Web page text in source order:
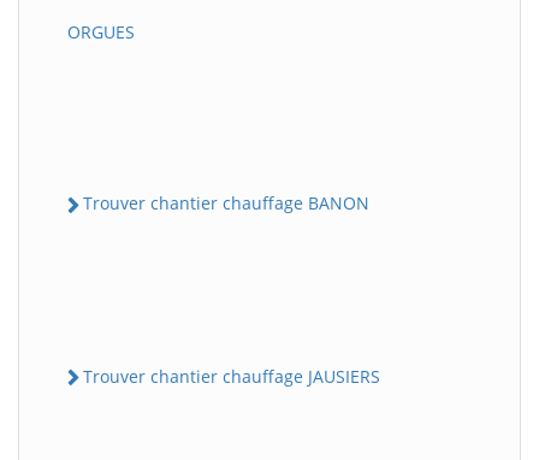
ORGUES
Trouver chantier chauffage BANON
Trouver chantier chauffage JAUSIERS